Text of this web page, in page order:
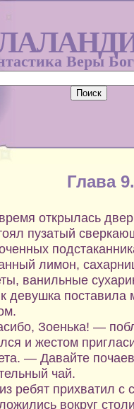
Веры
Глава
открылась
пузатый
лимон,
ванильные
девушка поставила
Зоенька! —
и жестом
— Давайте
чай.
ребят прихватил с
вокруг